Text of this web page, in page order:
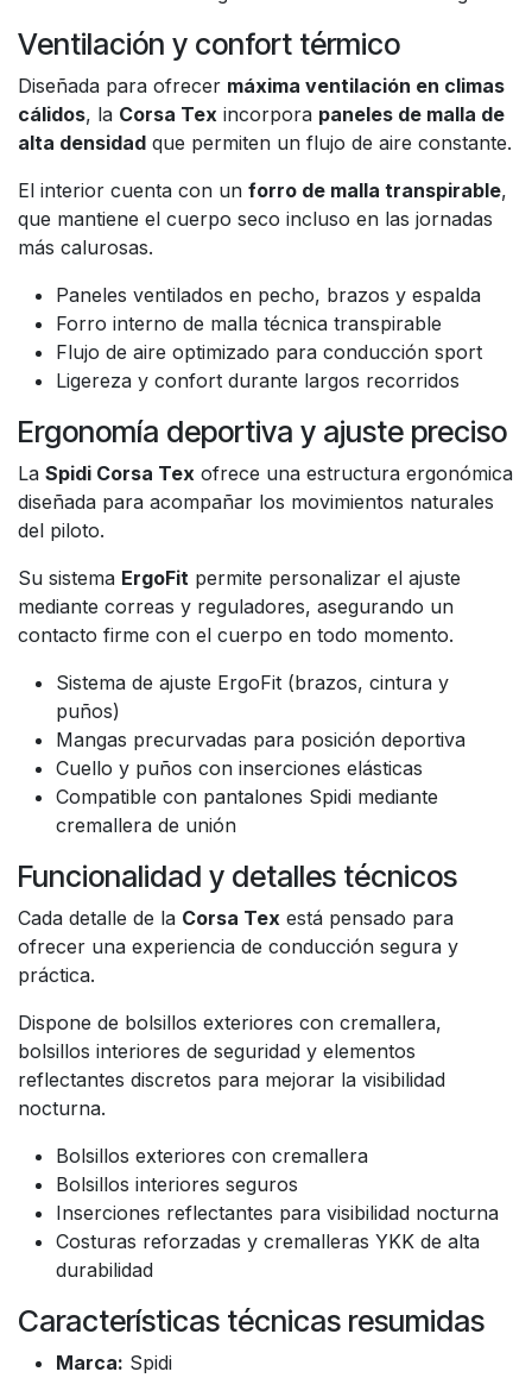
Ventilación y confort térmico
Diseñada para ofrecer máxima ventilación en climas
cálidos, la Corsa Tex incorpora paneles de malla de
alta densidad que permiten un flujo de aire constante.
El interior cuenta con un forro de malla transpirable,
que mantiene el cuerpo seco incluso en las jornadas
más calurosas.
Paneles ventilados en pecho, brazos y espalda
Forro interno de malla técnica transpirable
Flujo de aire optimizado para conducción sport
Ligereza y confort durante largos recorridos
Ergonomía deportiva y ajuste preciso
La Spidi Corsa Tex ofrece una estructura ergonómica
diseñada para acompañar los movimientos naturales
del piloto.
Su sistema ErgoFit permite personalizar el ajuste
mediante correas y reguladores, asegurando un
contacto firme con el cuerpo en todo momento.
Sistema de ajuste ErgoFit (brazos, cintura y
puños)
Mangas precurvadas para posición deportiva
Cuello y puños con inserciones elásticas
Compatible con pantalones Spidi mediante
cremallera de unión
Funcionalidad y detalles técnicos
Cada detalle de la Corsa Tex está pensado para
ofrecer una experiencia de conducción segura y
práctica.
Dispone de bolsillos exteriores con cremallera,
bolsillos interiores de seguridad y elementos
reflectantes discretos para mejorar la visibilidad
nocturna.
Bolsillos exteriores con cremallera
Bolsillos interiores seguros
Inserciones reflectantes para visibilidad nocturna
Costuras reforzadas y cremalleras YKK de alta
durabilidad
Características técnicas resumidas
Marca: Spidi